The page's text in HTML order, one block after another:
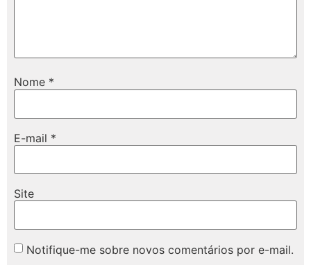
Nome *
E-mail *
Site
Notifique-me sobre novos comentários por e-mail.